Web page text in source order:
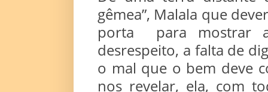
gêmea”, Malala que
porta para mostrar
desrespeito, a falta de
o mal que o bem deve
nos revelar, ela, com